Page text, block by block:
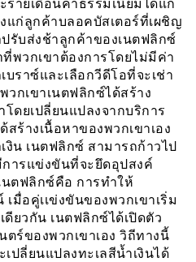
รายเดือนค่าธรรมเนียมได้แก้
แก่ลูกค้าบลอคบัสเตอร์ที่เผชิญ
รับส่งช้าลูกค้าของเนตฟลิกซ์
พวกเขาต้องการโดยไม่มีค่า
ราซ์และเลือกวีดีโอที่จะเช่า
กเขาเนตฟลิกซ์ได้สร้าง
ดยเปลี่ยนแปลงจากบริการ
ร้างเนื้อหาของพวกเขาเอง
งิน เนตฟลิกซ์ สามารถก้าวไป
ารแข่งขันที่จะยึดอุปสงค์
นตฟลิกซ์คือ การทำให้
มื่อคู่เเข่งขันของพวกเขาเริ่ม
ยวกัน เนตฟลิกซ์ได้เปิดตัว
ร์ของพวกเขาเอง วิถีทางนี้
ปลี่ยนแปลงทะเลสีน้ำเงินได้